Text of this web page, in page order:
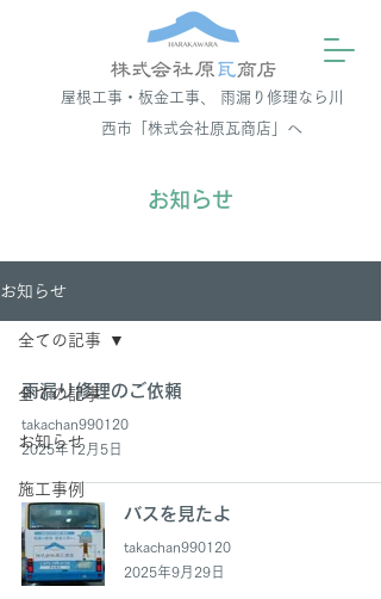
屋根工事・板金工事、 雨漏り修理なら川
西市「株式会社原瓦商店」へ
お知らせ
お知らせ
全ての記事
お知らせ
施工事例
全ての記事
雨漏り修理のご依頼
takachan990120
2025年12月5日
バスを見たよ
takachan990120
2025年9月29日